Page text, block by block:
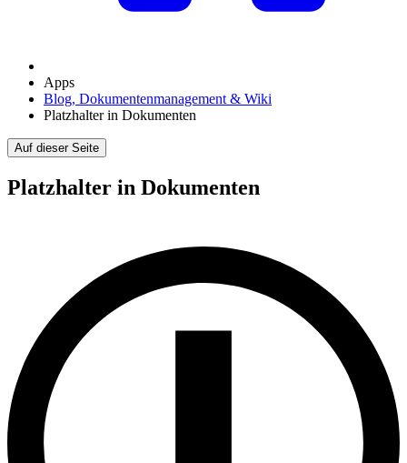
Apps
Blog, Dokumentenmanagement & Wiki
Platzhalter in Dokumenten
Auf dieser Seite
Platzhalter in Dokumenten